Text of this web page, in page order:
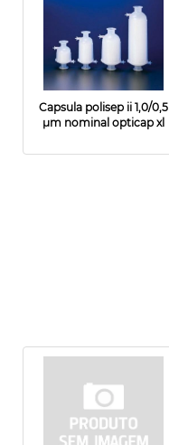
Capsula polisep ii 1,0/0,5
µm nominal opticap xl